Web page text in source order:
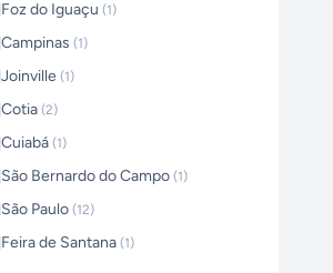
Foz do Iguaçu (1)
Campinas (1)
Joinville (1)
Cotia (2)
Cuiabá (1)
São Bernardo do Campo (1)
São Paulo (12)
Feira de Santana (1)